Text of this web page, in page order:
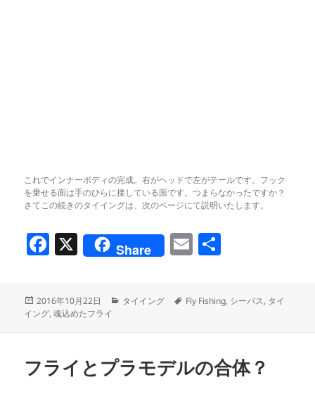
これでインナーボディの完成。右がヘッドで左がテールです。フック
を乗せる面は手のひらに接している面です。つまらなかったですか？
さてこの続きのタイイングは、次のページにて説明いたします。
F
c
e
o
o
X Share E
ai
l
投
稿
2016年10月22日
カ
タイイング
タ
Fly Fishing, シーバス, タイ
イング,魂込めたフライ
フライとプラモデルの合体？